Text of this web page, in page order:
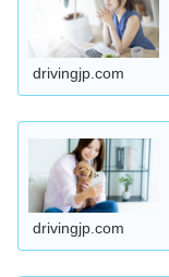
drivingjp.com
drivingjp.com